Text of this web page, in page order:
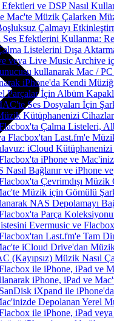
ve DSP Nasıl
Mac'te Müzik Çalarken
Çalmayı
Efektlerini Kullanma:
Listelerini Dışa
veya Live Music Archive
kullanarak Mac / PC
iPhone'da Kendi
Parçalar İçin Albüm
Ses Dosyaları İçin
Kütüphanenizi Cihazlar
Çalma Listeleri,
Flacbox'tan Last.fm'e
iCloud
iPhone ve
Nasıl Bağlanır ve iPhone
Çevrimdışı
Müzik için Gömülü
NAS Depolamayı
Parça
Evermusic ve
Last.fm'e Tam
iCloud Drive'dan
(Kayıpsız) Müzik Nasıl
ile iPhone, iPad ve
iPhone, iPad ve
iXpand ile
Depolanan Yerel
ile iPhone, iPad